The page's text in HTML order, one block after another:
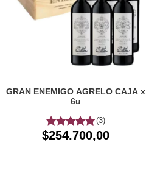
GRAN ENEMIGO AGRELO CAJA x
6u
(3)
$254.700,00